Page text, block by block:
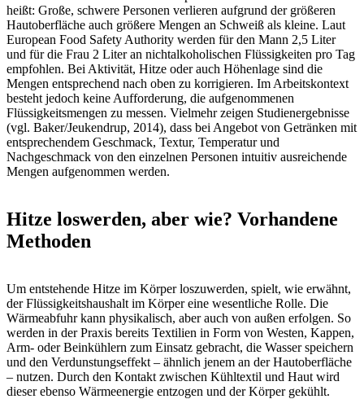
heißt: Große, schwere Personen verlieren aufgrund der größeren
Hautoberfläche auch größere Mengen an Schweiß als kleine. Laut
European Food Safety Authority werden für den Mann 2,5 Liter
und für die Frau 2 Liter an nichtalkoholischen Flüssigkeiten pro Tag
empfohlen. Bei Aktivität, Hitze oder auch Höhenlage sind die
Mengen entsprechend nach oben zu korrigieren. Im Arbeitskontext
besteht jedoch keine Aufforderung, die aufgenommenen
Flüssigkeitsmengen zu messen. Vielmehr zeigen Studienergebnisse
(vgl. Baker/Jeukendrup, 2014), dass bei Angebot von Getränken mit
entsprechendem Geschmack, Textur, Temperatur und
Nachgeschmack von den einzelnen Personen intuitiv ausreichende
Mengen aufgenommen werden.
Hitze loswerden, aber wie? Vorhandene
Methoden
Um entstehende Hitze im Körper loszuwerden, spielt, wie erwähnt,
der Flüssigkeitshaushalt im Körper eine wesentliche Rolle. Die
Wärmeabfuhr kann physikalisch, aber auch von außen erfolgen. So
werden in der Praxis bereits Textilien in Form von Westen, Kappen,
Arm- oder Beinkühlern zum Einsatz gebracht, die Wasser speichern
und den Verdunstungseffekt – ähnlich jenem an der Hautoberfläche
– nutzen. Durch den Kontakt zwischen Kühltextil und Haut wird
dieser ebenso Wärmeenergie entzogen und der Körper gekühlt.